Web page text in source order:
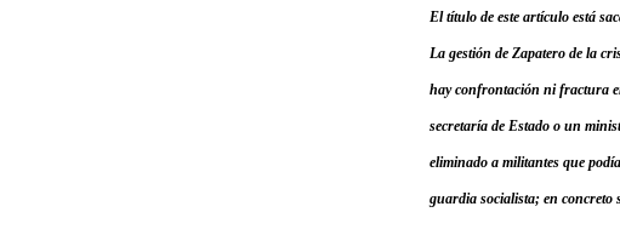
El título de este artículo está
La gestión de Zapatero de la
hay confrontación ni fractura
secretaría de Estado o un
eliminado a militantes que
guardia socialista; en concreto